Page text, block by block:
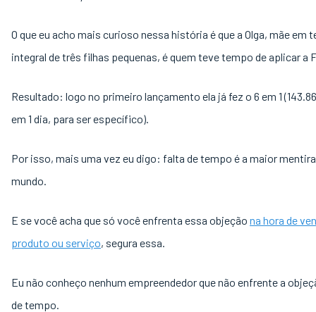
O que eu acho mais curioso nessa história é que a Olga, mãe em
integral de três filhas pequenas, é quem teve tempo de aplicar a
Resultado: logo no primeiro lançamento ela já fez o 6 em 1
em 1 dia, para ser específico).
Por isso, mais uma vez eu digo: falta de tempo é a maior
mundo.
E se você acha que só você enfrenta essa objeção na hora de
produto ou serviço, segura essa.
Eu não conheço nenhum empreendedor que não enfrente a
de tempo.